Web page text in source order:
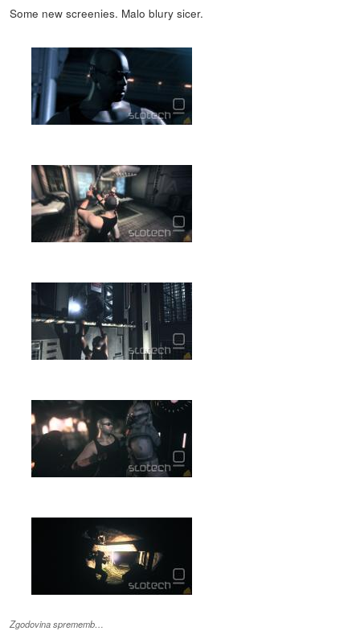
Some new screenies. Malo blury sicer.
Zgodovina sprememb…